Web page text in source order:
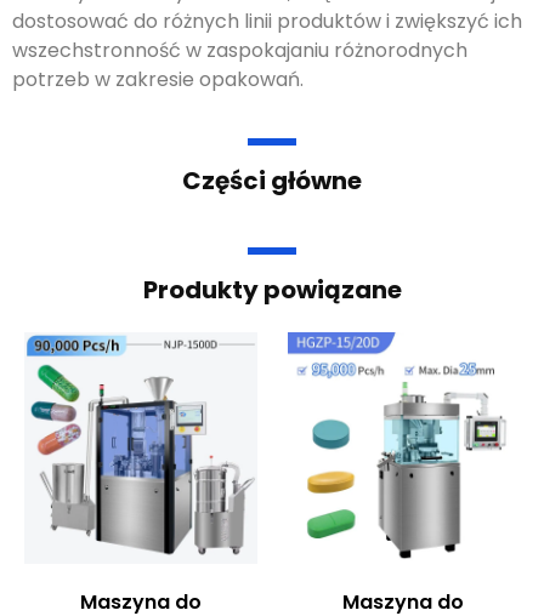
dostosować do różnych linii produktów i zwiększyć ich
wszechstronność w zaspokajaniu różnorodnych
potrzeb w zakresie opakowań.
Części główne
Produkty powiązane
Maszyna do
Maszyna do